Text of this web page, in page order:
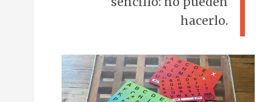
hacerlo.